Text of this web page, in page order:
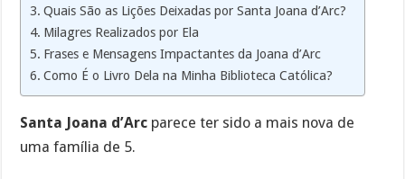
Quais São as Lições Deixadas por Santa Joana d’Arc?
Milagres Realizados por Ela
Frases e Mensagens Impactantes da Joana d’Arc
Como É o Livro Dela na Minha Biblioteca Católica?
Santa Joana d’Arc parece ter sido a mais nova de
uma família de 5.